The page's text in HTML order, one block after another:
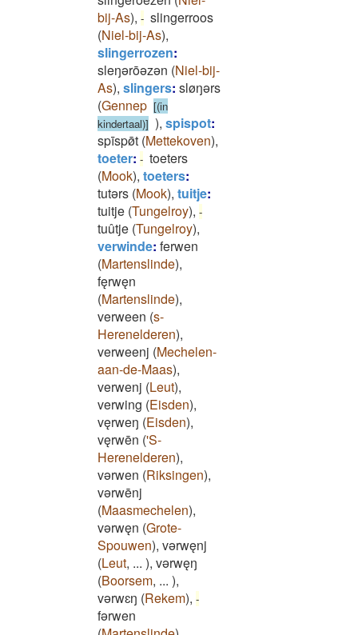
bij-As), - slingerroos
(Niel-bij-As),
slingerrozen:
sleŋǝrōǝzǝn (Niel-bij-
As), slingers: sløŋǝrs
(Gennep [(in
kindertaal)] ), spispot:
spīspø̄t (Mettekoven),
toeter: - toeters
(Mook), toeters:
tutǝrs (Mook), tuitje:
tuitje (Tungelroy), -
tuûtje (Tungelroy),
verwinde: ferwen
(Martenslinde),
fęrwęn
(Martenslinde),
verween (s-
Herenelderen),
verweenj (Mechelen-
aan-de-Maas),
verwenj (Leut),
verwing (Eisden),
vęrweŋ (Eisden),
vęrwēn ('S-
Herenelderen),
vǝrwen (Riksingen),
vǝrwēnj
(Maasmechelen),
vǝrwęn (Grote-
Spouwen), vǝrwęnj
(Leut, ... ), vǝrwęŋ
(Boorsem, ... ),
vərwɛŋ (Rekem), -
fərwen